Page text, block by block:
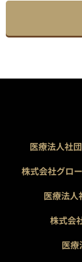
医療法人社
株式会社グロ
医療法人
株式会
医療